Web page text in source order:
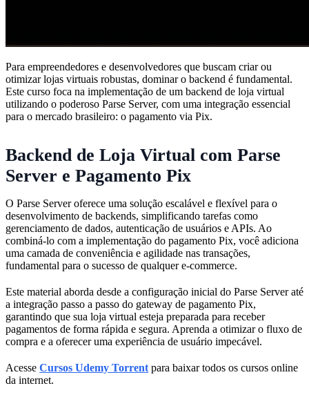
Para empreendedores e desenvolvedores que buscam criar ou
otimizar lojas virtuais robustas, dominar o backend é fundamental.
Este curso foca na implementação de um backend de loja virtual
utilizando o poderoso Parse Server, com uma integração essencial
para o mercado brasileiro: o pagamento via Pix.
Backend de Loja Virtual com Parse
Server e Pagamento Pix
O Parse Server oferece uma solução escalável e flexível para o
desenvolvimento de backends, simplificando tarefas como
gerenciamento de dados, autenticação de usuários e APIs. Ao
combiná-lo com a implementação do pagamento Pix, você adiciona
uma camada de conveniência e agilidade nas transações,
fundamental para o sucesso de qualquer e-commerce.
Este material aborda desde a configuração inicial do Parse Server até
a integração passo a passo do gateway de pagamento Pix,
garantindo que sua loja virtual esteja preparada para receber
pagamentos de forma rápida e segura. Aprenda a otimizar o fluxo de
compra e a oferecer uma experiência de usuário impecável.
Acesse Cursos Udemy Torrent para baixar todos os cursos online
da internet.